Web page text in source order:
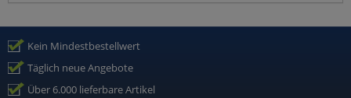
Kein Mindestbestellwert
Täglich neue Angebote
Über 6.000 lieferbare Artikel